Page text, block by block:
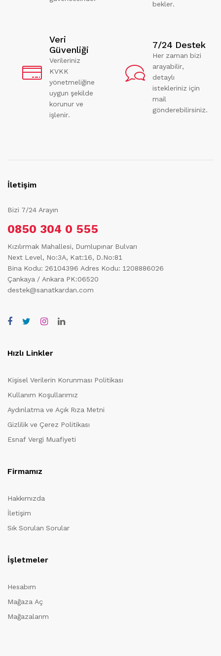
bekler.
Veri
Güvenliği
Verileriniz
KVKK
yönetmeliğine
uygun şekilde
korunur ve
işlenir.
7/24 Destek
Her zaman bizi
arayabilir,
detaylı
istekleriniz için
mail
gönderebilirsiniz.
İletişim
Bizi 7/24 Arayın
0850 304 0 555
Kızılırmak Mahallesi, Dumlupınar Bulvarı
Next Level, No:3A, Kat:16, D.No:81
Bina Kodu: 26104396 Adres Kodu: 1208886026
Çankaya / Ankara PK:06520
destek@sanatkardan.com
Hızlı Linkler
Kişisel Verilerin Korunması Politikası
Kullanım Koşullarımız
Aydınlatma ve Açık Rıza Metni
Gizlilik ve Çerez Politikası
Esnaf Vergi Muafiyeti
Firmamız
Hakkımızda
İletişim
Sık Sorulan Sorular
İşletmeler
Hesabım
Mağaza Aç
Mağazalarım